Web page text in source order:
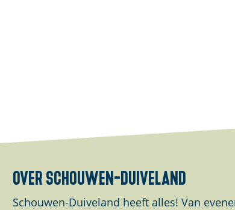
over schouwen-duiveland
Schouwen-Duiveland heeft alles! Van